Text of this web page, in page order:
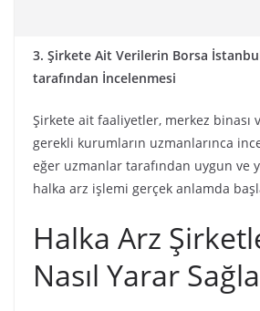
3. Şirkete Ait Verilerin Borsa
tarafından İncelenmesi
Şirkete ait faaliyetler, merkez binası
gerekli kurumların uzmanlarınca
eğer uzmanlar tarafından uygun ve
halka arz işlemi gerçek anlamda
Halka Arz
Nasıl Yarar